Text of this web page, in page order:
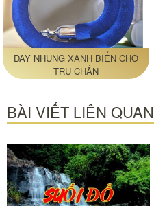
DÂY NHUNG XANH BIỂN CHO
TRỤ CHẮN
BÀI VIẾT LIÊN QUAN